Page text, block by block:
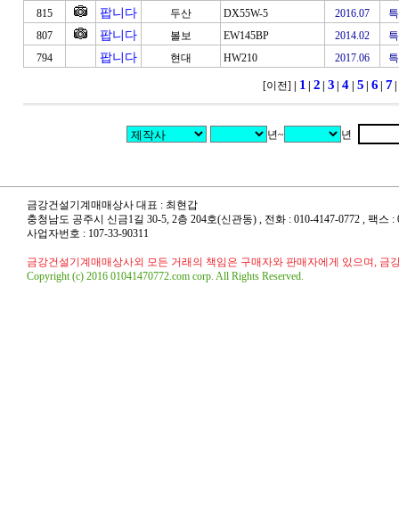
815
팝니다 두산 DX55W-5 2016.07
807
팝니다 볼보 EW145BP 2014.02
794
팝니다 현대 HW210 2017.06
[이전] 1 2 |3 |4 5 6 7
년~ 년
금강건설기계매매상사 대표 : 최현갑
충청남도 공주시 신금1길 30-5, 2층 204호(신관동) , 전화 : 010-4147-0772 , 팩스 :
사업자번호 : 107-33-90311
금강건설기계매매상사외 모든 거래의 책임은 구매자와 판매자에게 있으며, 금
Copyright (c) 2016 01041470772.com corp. All Rights Reserved.